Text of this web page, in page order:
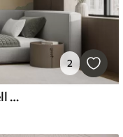
2
Fototapeten Bergketten, Aquarell Vintage, rosa, blau und gelb